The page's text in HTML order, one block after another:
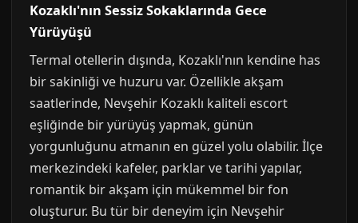
Kozaklı'nın Sessiz Sokaklarında Gece
Yürüyüşü
Termal otellerin dışında, Kozaklı'nın kendine has
bir sakinliği ve huzuru var. Özellikle akşam
saatlerinde, Nevşehir Kozaklı kaliteli escort
eşliğinde bir yürüyüş yapmak, günün
yorgunluğunu atmanın en güzel yolu olabilir. İlçe
merkezindeki kafeler, parklar ve tarihi yapılar,
romantik bir akşam için mükemmel bir fon
oluşturur. Bu tür bir deneyim için Nevşehir